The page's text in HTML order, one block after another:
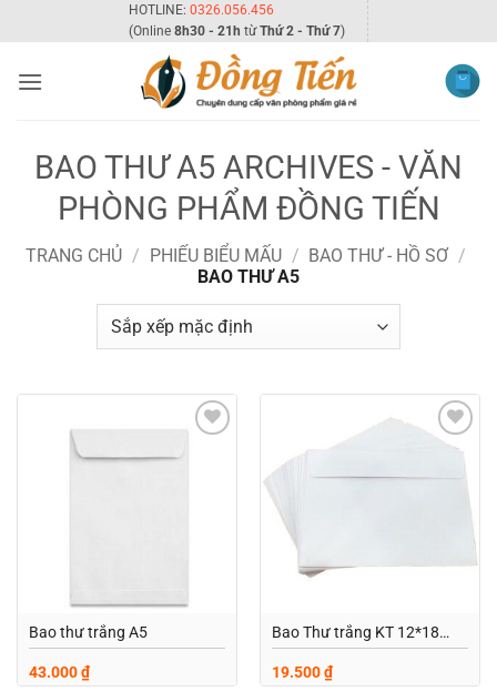
qua
dung
HOTLINE: 0326.056.456
(Online 8h30 - 21h từThứ 2 - Thứ 7)
BAO THƯ A5 ARCHIVES - VĂN
PHÒNG PHẨM ĐỒNG TIẾN
TRANG CHỦ / PHIẾU BIỂU MẤU / BAO THƯ - HỒ SƠ /
BAO THƯ A5
Bao thư trắng A5
43.000₫
Add to
Bao Thư trắng KT 12*18
19.500₫